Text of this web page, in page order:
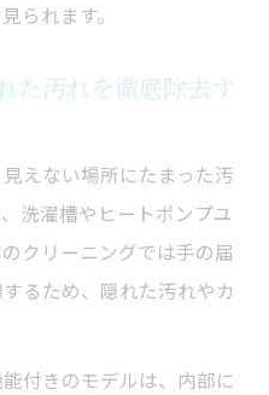
られます。
た汚れを徹底除去す
えない場所にたまった汚
洗濯槽やヒートポンプユ
クリーニングでは手の届
るため、隠れた汚れやカ
付きのモデルは、内部に